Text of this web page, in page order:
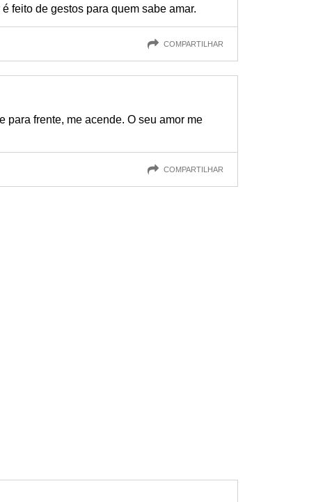
feito de gestos para quem sabe amar.
COMPARTILHAR
para frente, me acende. O seu amor me
COMPARTILHAR